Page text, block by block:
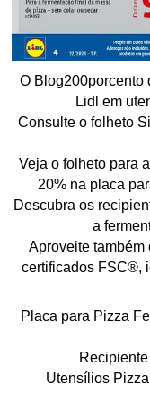
O Blog200porcento
Lidl em
Consulte o folheto
Veja o folheto para
20% na placa
Descubra os
a
Aproveite também
certificados FSC®,
Placa para Pizza
Utensílios